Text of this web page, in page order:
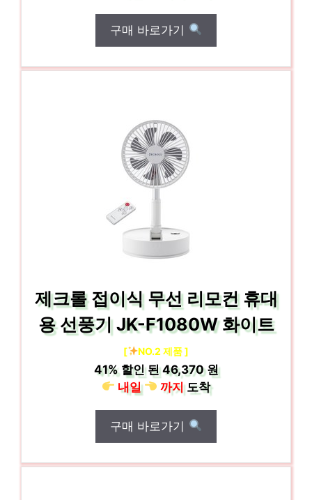
구매 바로가기
제크롤 접이식 무선 리모컨 휴대
용 선풍기 JK-F1080W 화이트
[ NO.2 제품 ]
41%할인 된46,370 원
내일
까지도착
구매 바로가기